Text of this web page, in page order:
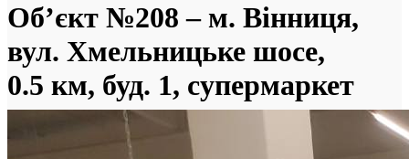
Об’єкт №208 – м. Вінниця,
вул. Хмельницьке шосе,
0.5 км, буд. 1, супермаркет
«METRO»